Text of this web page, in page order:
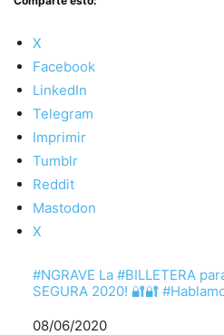
X
Facebook
LinkedIn
Telegram
Imprimir
Tumblr
Reddit
Mastodon
X
#NGRAVE La #BILLETERA
SEGURA 2020! 🔐🔐
Fecha
08/06/2020